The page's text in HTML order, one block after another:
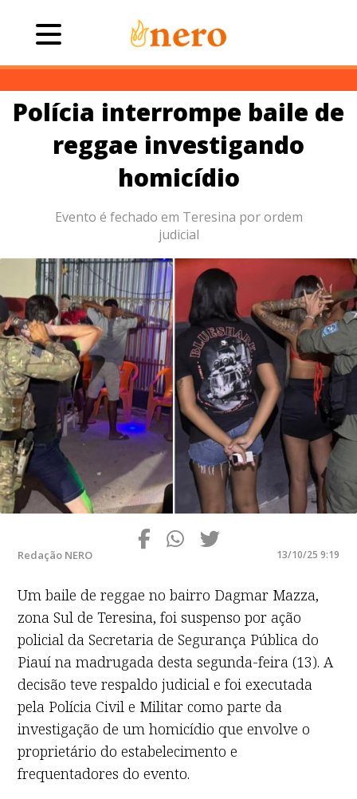
Polícia interrompe baile de
reggae investigando
homicídio
Evento é fechado em Teresina por ordem
judicial
Redação NERO 13/10/25 9:19
Um baile de reggae no bairro Dagmar Mazza,
zona Sul de Teresina, foi suspenso por ação
policial da Secretaria de Segurança Pública do
Piauí na madrugada desta segunda-feira (13). A
decisão teve respaldo judicial e foi executada
pela Polícia Civil e Militar como parte da
investigação de um homicídio que envolve o
proprietário do estabelecimento e
frequentadores do evento.